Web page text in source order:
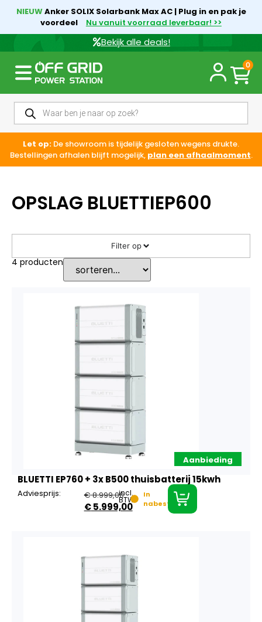
NIEUWAnker SOLIX Solarbank Max AC | Plug in en pak je
voordeel
Nu vanuit voorraad leverbaar! >>
Bekijk alle deals!
0
Let op: De showroom is tijdelijk gesloten wegens drukte.
Bestellingen afhalen blijft mogelijk, plan een afhaalmoment.
OPSLAG BLUETTIEP600
Filter op
4 producten
Aanbieding
BLUETTI EP760 + 3x B500 thuisbatterij 15kwh
Adviesprijs: €8.999,00
€5.999,00
incl.
BTW
In
nabestelling